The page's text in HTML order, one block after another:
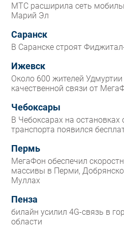
МТС расширила сеть
Марий Эл
Саранск
В Саранске строят
Ижевск
Около 600 жителей
качественной связи от
Чебоксары
В Чебоксарах на остановках
транспорта появился
Пермь
МегаФон обеспечил
массивы в Перми,
Муллах
Пенза
билайн усилил 4G-связь в
области